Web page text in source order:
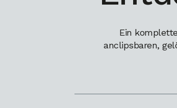
Ein
anclipsbaren,